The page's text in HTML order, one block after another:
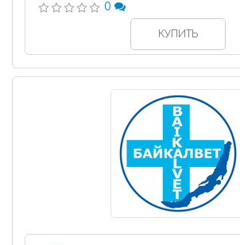
0
КУПИТЬ